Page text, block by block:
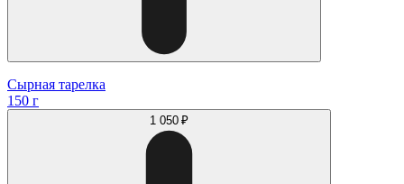
Сырная тарелка
150 г
1 050 ₽